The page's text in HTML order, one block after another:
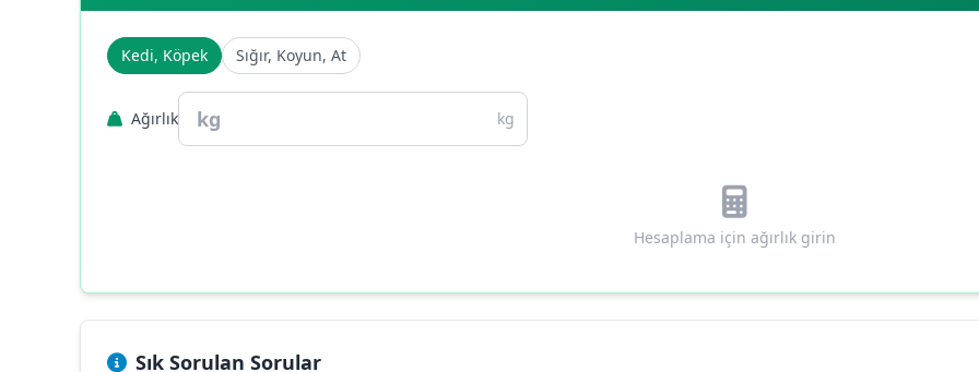
Kedi, Köpek Sığır, Koyun, At
Ağırlık kg
Hesaplama için ağırlık girin
Sık Sorulan Sorular